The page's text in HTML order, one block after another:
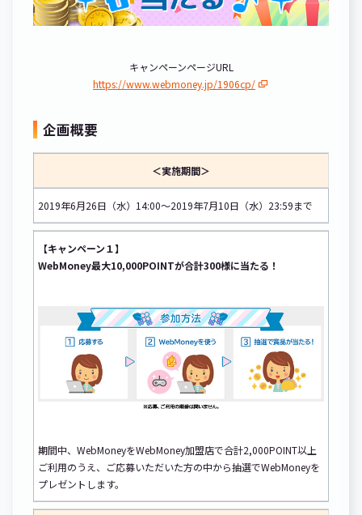
キャンペーンページURL
https://www.webmoney.jp/1906cp/
企画概要
＜実施期間＞
2019年6月26日（水）14:00～2019年7月10日（水）23:59まで
【キャンペーン１】
WebMoney最大10,000POINTが合計300様に当たる！
期間中、WebMoneyをWebMoney加盟店で合計2,000POINT以上
ご利用のうえ、ご応募いただいた方の中から抽選でWebMoneyを
プレゼントします。